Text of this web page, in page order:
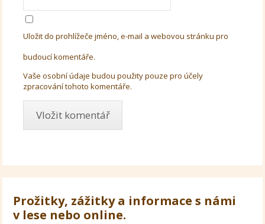
Uložit do prohlížeče jméno, e-mail a webovou stránku pro
budoucí komentáře.
Vaše osobní údaje budou použity pouze pro účely
zpracování tohoto komentáře.
Prožitky, zážitky a informace s námi
v lese nebo online.